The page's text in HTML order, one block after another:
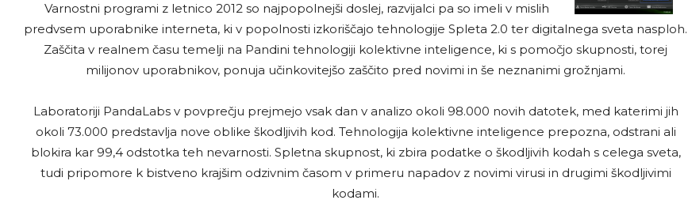
Varnostni programi z letnico 2012 so najpopolnejši doslej, razvijalci pa so imeli v mislih
predvsem uporabnike interneta, ki v popolnosti izkoriščajo tehnologije Spleta 2.0 ter digitalnega sveta nasploh.
Zaščita v realnem času temelji na Pandini tehnologiji kolektivne inteligence, ki s pomočjo skupnosti, torej
milijonov uporabnikov, ponuja učinkovitejšo zaščito pred novimi in še neznanimi grožnjami.
Laboratoriji PandaLabs v povprečju prejmejo vsak dan v analizo okoli 98.000 novih datotek, med katerimi jih
okoli 73.000 predstavlja nove oblike škodljivih kod. Tehnologija kolektivne inteligence prepozna, odstrani ali
blokira kar 99,4 odstotka teh nevarnosti. Spletna skupnost, ki zbira podatke o škodljivih kodah s celega sveta,
tudi pripomore k bistveno krajšim odzivnim časom v primeru napadov z novimi virusi in drugimi škodljivimi
kodami.